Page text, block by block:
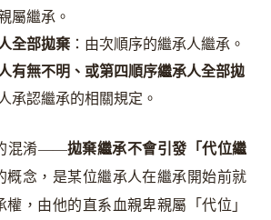
屬繼承。
全部拋棄：由次順序的繼承人繼承。
有無不明、或第四順序繼承人全部拋
承認繼承的相關規定。
混淆——拋棄繼承不會引發「代位繼
概念，是某位繼承人在繼承開始前就
權，由他的直系血親卑親屬「代位」